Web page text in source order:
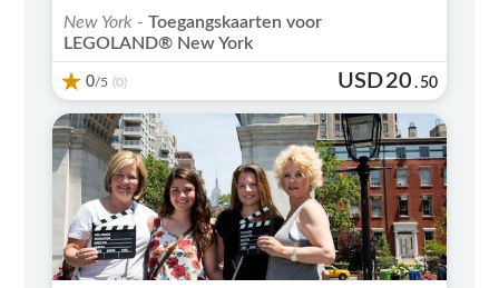
New York - Toegangskaarten voor
LEGOLAND® New York
0/5 (0) USD20 . 50